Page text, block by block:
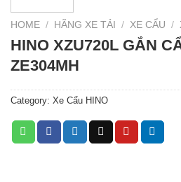
HOME / HÃNG XE TẢI / XE CẨU /
HINO XZU720L GẮN
ZE304MH
Category: Xe Cẩu HINO